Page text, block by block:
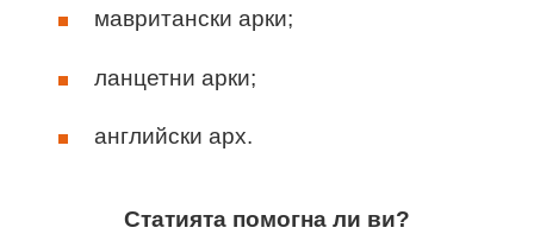
мавритански арки;
ланцетни арки;
английски арх.
Статията помогна ли ви?